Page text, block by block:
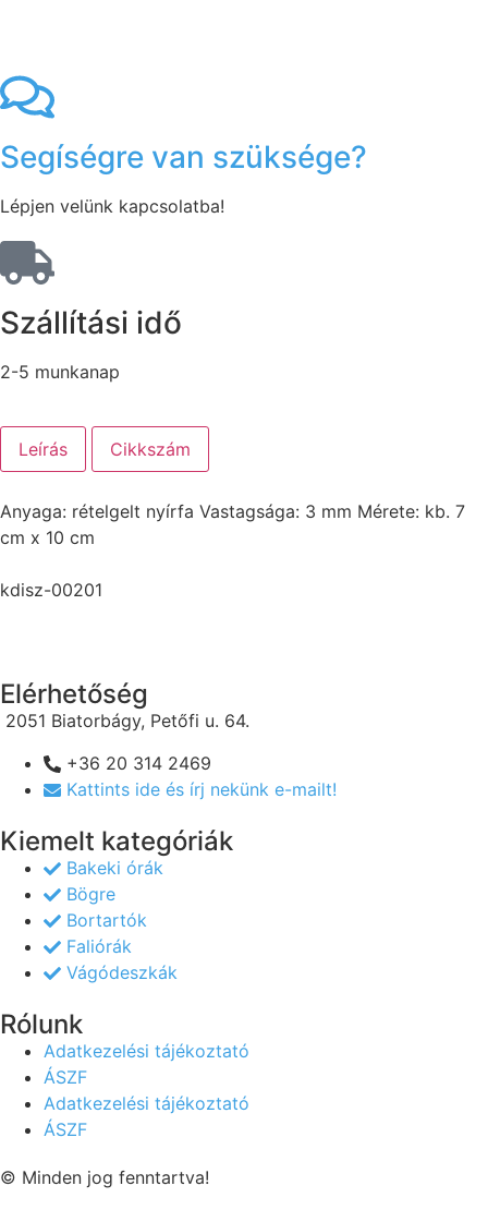
Segíségre van szüksége?
Lépjen velünk kapcsolatba!
Szállítási idő
2-5 munkanap
Leírás Cikkszám
Anyaga: rételgelt nyírfa Vastagsága: 3 mm Mérete: kb. 7
cm x 10 cm
kdisz-00201
Elérhetőség
2051 Biatorbágy, Petőfi u. 64.
+36 20 314 2469
Kattints ide és írj nekünk e-mailt!
Kiemelt kategóriák
Bakeki órák
Bögre
Bortartók
Faliórák
Vágódeszkák
Rólunk
Adatkezelési tájékoztató
ÁSZF
Adatkezelési tájékoztató
ÁSZF
© Minden jog fenntartva!